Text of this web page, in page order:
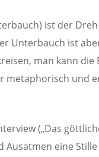
ist der
Unterbauch ist
man kann die
und
(„Das
eine